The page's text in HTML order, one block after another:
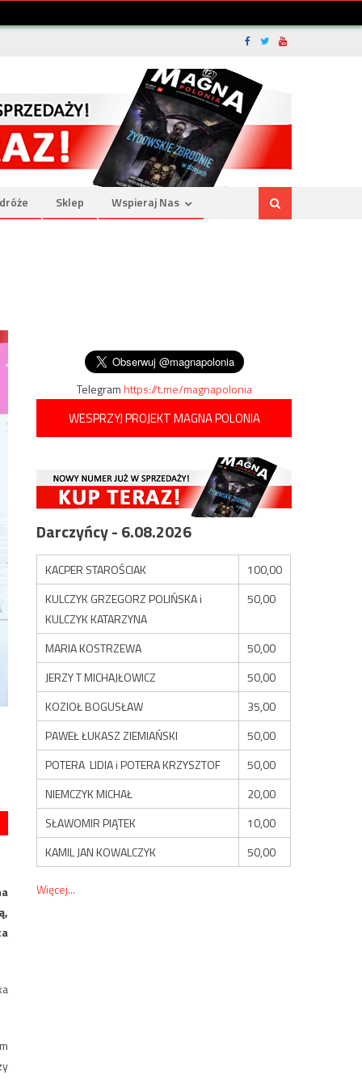
Sklep Wspieraj Nas
Telegramhttps://t.me/magnapolonia
WESPRZYJ PROJEKT MAGNA POLONIA
Darczyńcy - 6.08.2026
KACPER STAROŚCIAK
100,00
KULCZYK GRZEGORZ POLIŃSKA i
KULCZYK KATARZYNA
50,00
MARIA KOSTRZEWA
50,00
JERZY T MICHAJŁOWICZ
50,00
KOZIOŁ BOGUSŁAW
35,00
PAWEŁ ŁUKASZ ZIEMIAŃSKI
50,00
POTERA LIDIA i POTERA KRZYSZTOF
50,00
NIEMCZYK MICHAŁ
20,00
SŁAWOMIR PIĄTEK
10,00
KAMIL JAN KOWALCZYK
50,00
Więcej...